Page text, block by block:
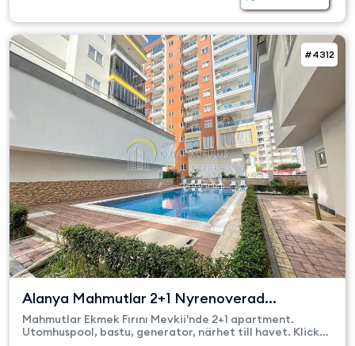
#4312
Alanya Mahmutlar 2+1 Nyrenoverad
Lägenhet
Mahmutlar Ekmek Fırını Mevkii'nde 2+1 apartment.
Utomhuspool, bastu, generator, närhet till havet. Klicka